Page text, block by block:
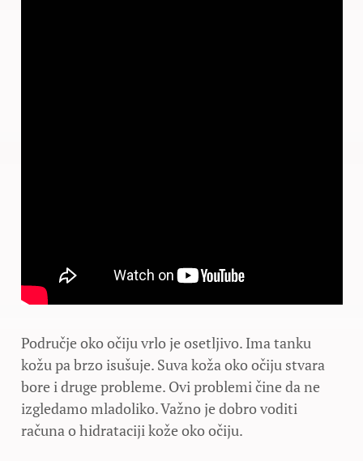
Područje oko očiju vrlo je osetljivo. Ima tanku
kožu pa brzo isušuje. Suva koža oko očiju stvara
bore i druge probleme. Ovi problemi čine da ne
izgledamo mladoliko. Važno je dobro voditi
računa o hidrataciji kože oko očiju.